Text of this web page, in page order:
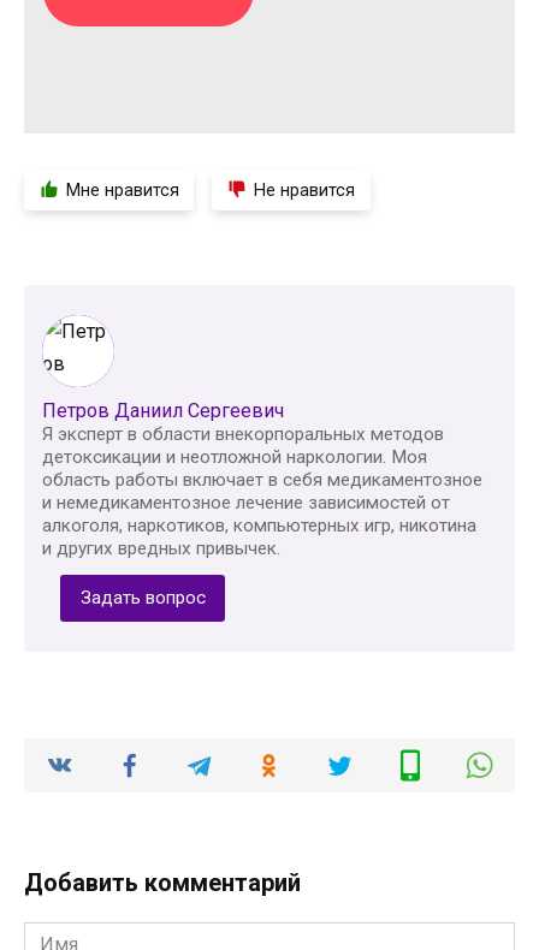
Мне нравится Не нравится
Петров Даниил Сергеевич
Я эксперт в области внекорпоральных методов
детоксикации и неотложной наркологии. Моя
область работы включает в себя медикаментозное
и немедикаментозное лечение зависимостей от
алкоголя, наркотиков, компьютерных игр, никотина
и других вредных привычек.
Задать вопрос
Добавить комментарий
Имя